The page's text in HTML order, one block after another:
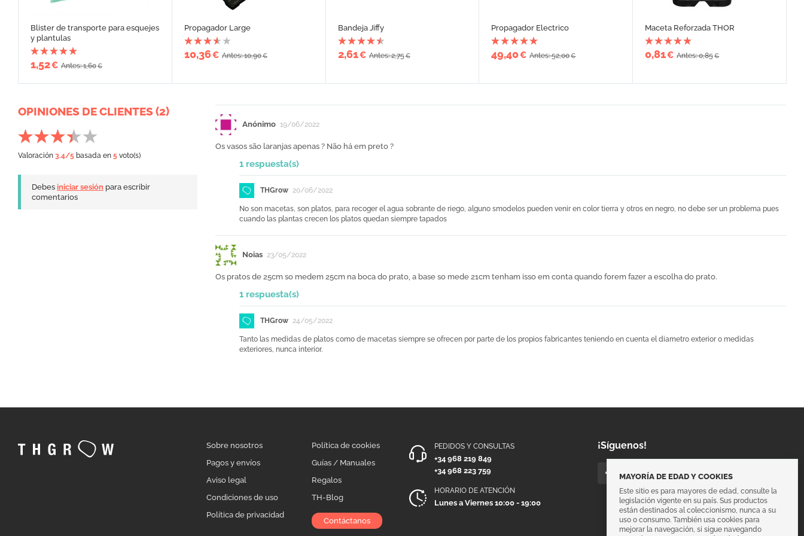
Blister de transporte para esquejes
y plantulas
1,52€ Antes: 1,60€
Propagador Large
10,36€ Antes: 10,90€
Bandeja Jiffy
2,61€ Antes: 2,75€
Propagador Electrico
49,40€ Antes: 52,00€
Maceta Reforzada THOR
0,81€ Antes: 0,85€
OPINIONES DE CLIENTES (2)
Valoración 3.4/5 basada en 5 voto(s)
Debes iniciar sesión para escribir
comentarios
Anónimo 19/06/2022
Os vasos são laranjas apenas ? Não há em preto ?
1 respuesta(s)
THGrow 20/06/2022
No son macetas, son platos, para recoger el agua sobrante de riego, alguno smodelos pueden venir en color tierra y otros en negro, no debe ser un problema pues
cuando las plantas crecen los platos quedan siempre tapados
Noias 23/05/2022
Os pratos de 25cm so medem 25cm na boca do prato, a base so mede 21cm tenham isso em conta quando forem fazer a escolha do prato.
1 respuesta(s)
THGrow 24/05/2022
Tanto las medidas de platos como de macetas siempre se ofrecen por parte de los propios fabricantes teniendo en cuenta el diametro exterior o medidas
exteriores, nunca interior.
Sobre nosotros
Pagos y envíos
Aviso legal
Condiciones de uso
Política de privacidad
Política de cookies
Guías / Manuales
Regalos
TH-Blog
Contáctanos
PEDIDOS Y CONSULTAS
+34 968 219 849
+34 968 223 759
HORARIO DE ATENCIÓN
Lunes a Viernes 10:00 - 19:00
¡Síguenos!
MAYORÍA DE EDAD Y COOKIES
Este sitio es para mayores de edad, consulte la
legislación vigente en su país. Sus productos
están destinados al coleccionismo, nunca a su
uso o consumo. También usa cookies para
mejorar la navegación, si sigue navegando